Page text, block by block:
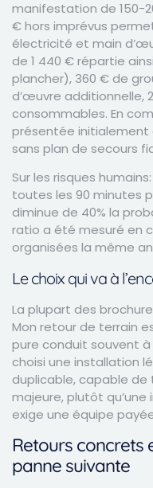
manifestation de 150-
€ hors imprévus
électricité et main
de 1 440 € répartie
plancher), 360 € de
d’œuvre additionnelle,
consommables. En
présentée initialement
sans plan de secours
Sur les risques
toutes les 90 minutes
diminue de 40% la
ratio a été mesuré en
organisées la même
Le choix qui va à
La plupart des
Mon retour de terrain
pure conduit souvent à
choisi une installation
duplicable, capable de
majeure, plutôt
exige une équipe
Retours concrets
panne suivante